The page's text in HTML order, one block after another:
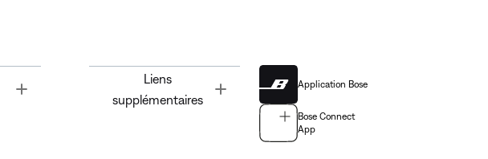
Toggle
Liens
supplémentaires
Application Bose
Bose Connect
App